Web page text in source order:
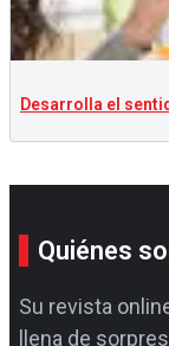
Desarrolla el
Quiénes
Su revista
llena de